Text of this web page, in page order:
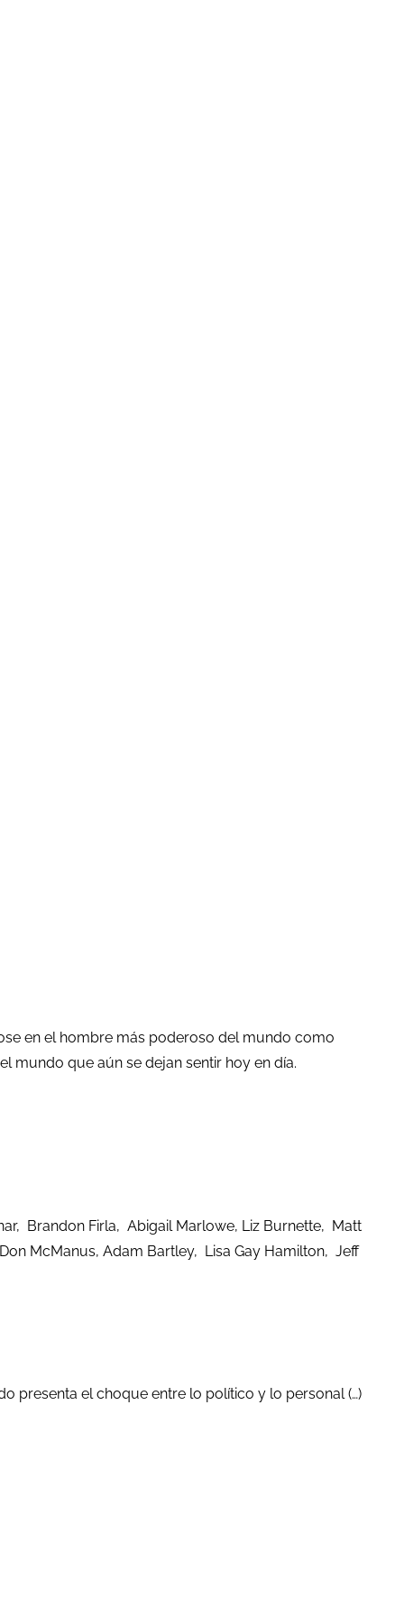
en el hombre más poderoso del mundo como
mundo que aún se dejan sentir hoy en día.
Brandon Firla, Abigail Marlowe, Liz Burnette, Matt
McManus, Adam Bartley, Lisa Gay Hamilton, Jeff
presenta el choque entre lo político y lo personal (…)